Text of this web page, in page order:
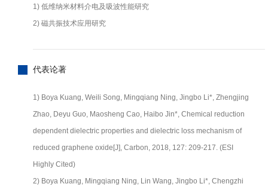
1) 低维纳米材料介电及吸波性能研究
2) 磁共振技术应用研究
代表论著
1) Boya Kuang, Weili Song, Mingqiang Ning, Jingbo Li*, Zhengjing
Zhao, Deyu Guo, Maosheng Cao, Haibo Jin*, Chemical reduction
dependent dielectric properties and dielectric loss mechanism of
reduced graphene oxide[J], Carbon, 2018, 127: 209-217. (ESI
Highly Cited)
2) Boya Kuang, Mingqiang Ning, Lin Wang, Jingbo Li*, Chengzhi